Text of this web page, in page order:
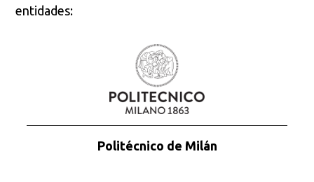
entidades:
Politécnico de Milán